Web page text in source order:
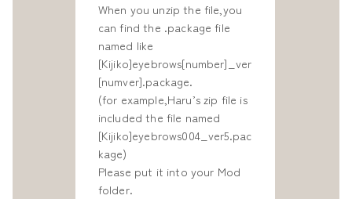
When you unzip the file,you
can find the .package file
named like
[Kijiko]eyebrows[number]_ver
[numver].package.
(for example,Haru’s zip file is
included the file named
[Kijiko]eyebrows004_ver5.pac
kage)
Please put it into your Mod
folder.